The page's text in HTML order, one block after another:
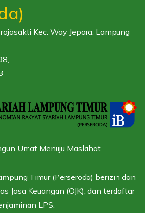
Kec. Way Jepara, Lampung
Umat Menuju Maslahat
Timur (Perseroda) berizin dan
Jasa Keuangan (OJK), dan terdaftar
LPS.